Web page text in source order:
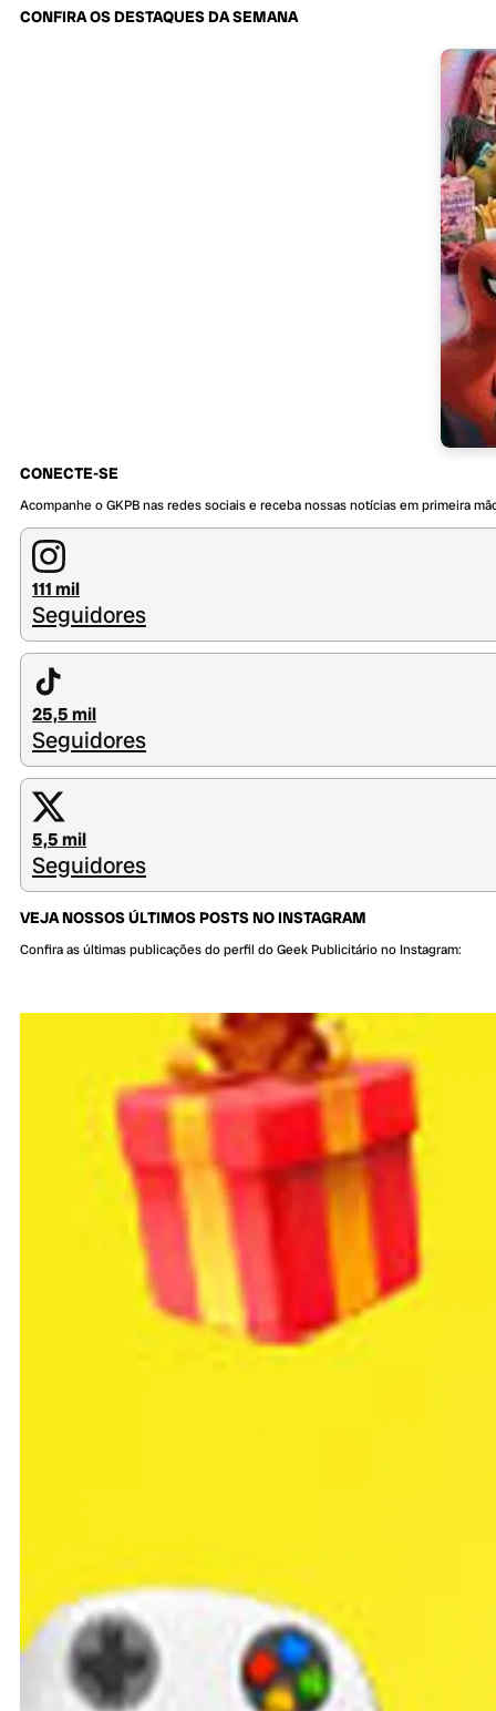
CONFIRA OS DESTAQUES DA SEMANA
CONECTE-SE
Acompanhe o GKPB nas redes sociais e receba nossas notícias em primeira
111 mil
Seguidores
25,5 mil
Seguidores
5,5 mil
Seguidores
VEJA NOSSOS ÚLTIMOS POSTS NO INSTAGRAM
Confira as últimas publicações do perfil do Geek Publicitário no Instagram: